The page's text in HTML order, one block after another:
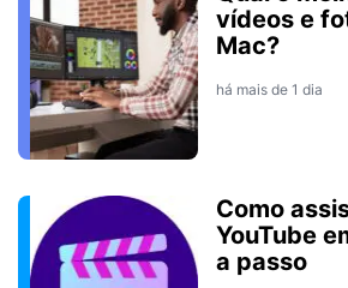
vídeos e
Mac?
há mais de 1 dia
Como
YouTube
a passo